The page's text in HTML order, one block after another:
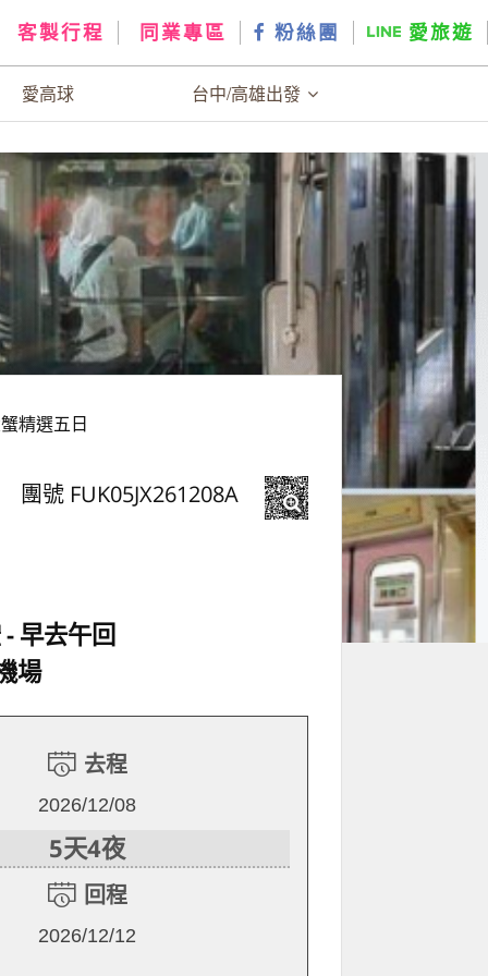
客製行程 同業專區 粉絲團 愛旅遊
愛高球 台中/高雄出發
精選五日
團號 FUK05JX261208A
早去午回
場
去程
2026/12/08
5天4夜
回程
2026/12/12